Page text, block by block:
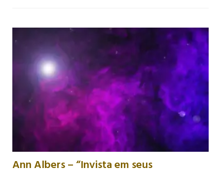
Ann Albers – “Invista em seus